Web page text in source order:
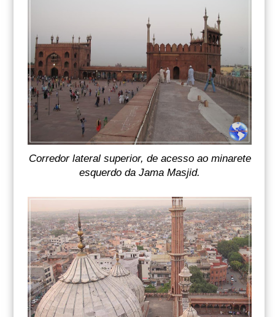
Corredor lateral superior, de acesso ao minarete
esquerdo da Jama Masjid.